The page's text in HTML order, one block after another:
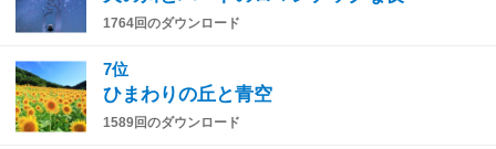
1764回のダウンロード
7位
ひまわりの丘と青空
1589回のダウンロード